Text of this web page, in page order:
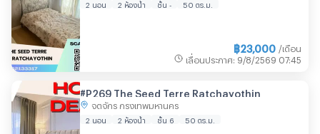
2 นอน 2 ห้องน้ำ ชั้น - 50 ตร.ม.
฿23,000 /เดือน
เลื่อนประกาศ : 9/8/2569 07:45
#P269 The Seed Terre Ratchayothin
จตุจักร กรุงเทพมหานคร
2 นอน 2 ห้องน้ำ ชั้น 6 50 ตร.ม.